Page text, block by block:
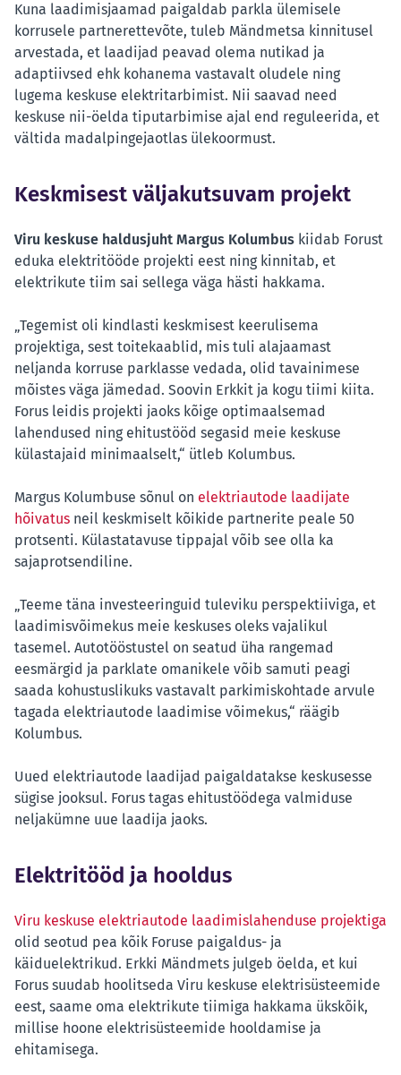
Kuna laadimisjaamad paigaldab parkla ülemisele
korrusele partnerettevõte, tuleb Mändmetsa kinnitusel
arvestada, et laadijad peavad olema nutikad ja
adaptiivsed ehk kohanema vastavalt oludele ning
lugema keskuse elektritarbimist. Nii saavad need
keskuse nii-öelda tiputarbimise ajal end reguleerida, et
vältida madalpingejaotlas ülekoormust.
Keskmisest väljakutsuvam projekt
Viru keskuse haldusjuht Margus Kolumbus kiidab Forust
eduka elektritööde projekti eest ning kinnitab, et
elektrikute tiim sai sellega väga hästi hakkama.
„Tegemist oli kindlasti keskmisest keerulisema
projektiga, sest toitekaablid, mis tuli alajaamast
neljanda korruse parklasse vedada, olid tavainimese
mõistes väga jämedad. Soovin Erkkit ja kogu tiimi kiita.
Forus leidis projekti jaoks kõige optimaalsemad
lahendused ning ehitustööd segasid meie keskuse
külastajaid minimaalselt,“ ütleb Kolumbus.
Margus Kolumbuse sõnul on elektriautode laadijate
hõivatus neil keskmiselt kõikide partnerite peale 50
protsenti. Külastatavuse tippajal võib see olla ka
sajaprotsendiline.
„Teeme täna investeeringuid tuleviku perspektiiviga, et
laadimisvõimekus meie keskuses oleks vajalikul
tasemel. Autotööstustel on seatud üha rangemad
eesmärgid ja parklate omanikele võib samuti peagi
saada kohustuslikuks vastavalt parkimiskohtade arvule
tagada elektriautode laadimise võimekus,“ räägib
Kolumbus.
Uued elektriautode laadijad paigaldatakse keskusesse
sügise jooksul. Forus tagas ehitustöödega valmiduse
neljakümne uue laadija jaoks.
Elektritööd ja hooldus
Viru keskuse elektriautode laadimislahenduse projektiga
olid seotud pea kõik Foruse paigaldus- ja
käiduelektrikud. Erkki Mändmets julgeb öelda, et kui
Forus suudab hoolitseda Viru keskuse elektrisüsteemide
eest, saame oma elektrikute tiimiga hakkama ükskõik,
millise hoone elektrisüsteemide hooldamise ja
ehitamisega.